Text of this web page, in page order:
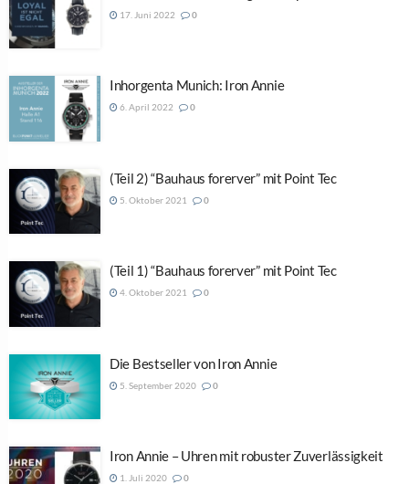
17. Juni 2022 0
Inhorgenta Munich: Iron Annie
6. April 2022 0
(Teil 2) “Bauhaus forerver” mit Point Tec
5. Oktober 2021 0
(Teil 1) “Bauhaus forerver” mit Point Tec
4. Oktober 2021 0
Die Bestseller von Iron Annie
5. September 2020 0
Iron Annie – Uhren mit robuster Zuverlässigkeit
1. Juli 2020 0